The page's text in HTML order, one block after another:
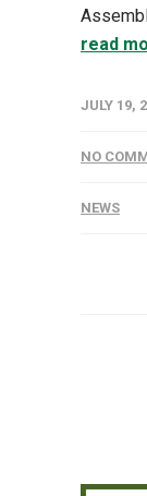
read
JULY 19,
NO
NEWS